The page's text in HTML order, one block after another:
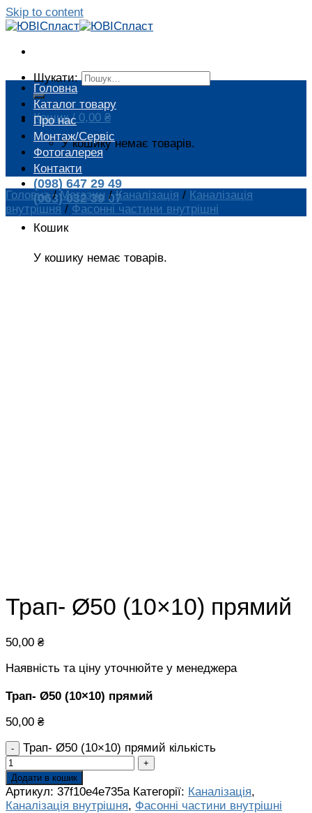
Skip to content
Шукати:
Кошик / 0,00 ₴
У кошику немає товарів.
(098) 647 29 49
(063) 032 39 07
Кошик
У кошику немає товарів.
Головна
Каталог товару
Про нас
Монтаж/Сервіс
Фотогалерея
Контакти
Головна / Магазин / Каналізація / Каналізація
внутрішня / Фасонні частини внутрішні
Трап- Ø50 (10×10) прямий
50,00 ₴
Наявність та ціну уточнюйте у менеджера
Трап- Ø50 (10×10) прямий
50,00 ₴
Трап- Ø50 (10×10) прямий кількість
Додати в кошик
Артикул: 37f10e4e735a Категорії: Каналізація,
Каналізація внутрішня, Фасонні частини внутрішні